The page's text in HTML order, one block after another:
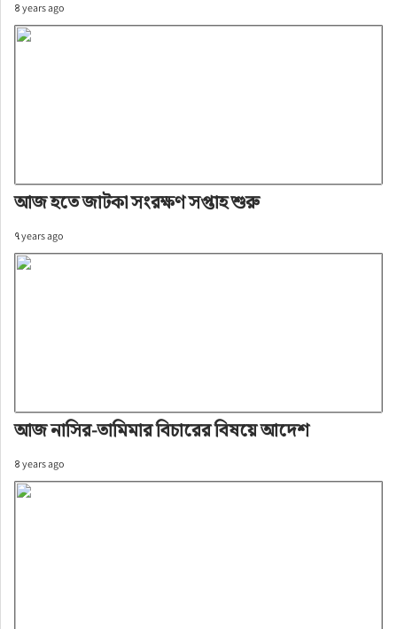
৪ years ago
আজ হতে জাটকা সংরক্ষণ সপ্তাহ শুরু
৭ years ago
আজ নাসির-তামিমার বিচারের বিষয়ে আদেশ
৪ years ago